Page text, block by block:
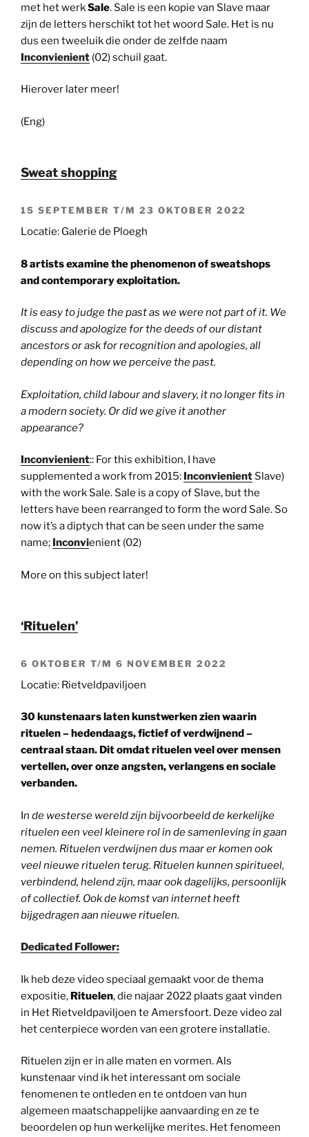
met het werkSale. Sale is een kopie van Slave maar
zijn de letters herschikt tot het woord Sale. Het is nu
dus een tweeluik die onder de zelfde naam
Inconvienient (02) schuil gaat.
Hierover later meer!
(Eng)
Sweat shopping
15 SEPTEMBER T/M 23 OKTOBER 2022
Locatie: Galerie de Ploegh
8 artists examine the phenomenon of sweatshops
and contemporary exploitation.
It is easy to judge the past as we were not part of it. We
discuss and apologize for the deeds of our distant
ancestors or ask for recognition and apologies, all
depending on how we perceive the past.
Exploitation, child labour and slavery, it no longer fits in
a modern society. Or did we give it another
appearance?
Inconvienient:: For this exhibition, I have
supplemented a work from 2015: Inconvienient Slave)
with the work Sale. Sale is a copy of Slave, but the
letters have been rearranged to form the word Sale. So
now it’s a diptych that can be seen under the same
name; Inconvienient (02)
More on this subject later!
‘Rituelen’
6 OKTOBER T/M 6 NOVEMBER 2022
Locatie: Rietveldpaviljoen
30 kunstenaars laten kunstwerken zien waarin
rituelen – hedendaags, fictief of verdwijnend –
centraal staan. Dit omdat rituelen veel over mensen
vertellen, over onze angsten, verlangens en sociale
verbanden.
In de westerse wereld zijn bijvoorbeeld de kerkelijke
rituelen een veel kleinere rol in de samenleving in gaan
nemen. Rituelen verdwijnen dus maar er komen ook
veel nieuwe rituelen terug. Rituelen kunnen spiritueel,
verbindend, helend zijn, maar ook dagelijks, persoonlijk
of collectief. Ook de komst van internet heeft
bijgedragen aan nieuwe rituelen.
Dedicated Follower:
Ik heb deze video speciaal gemaakt voor de thema
expositie, Rituelen, die najaar 2022 plaats gaat vinden
in Het Rietveldpaviljoen te Amersfoort. Deze video zal
het centerpiece worden van een grotere installatie.
Rituelen zijn er in alle maten en vormen. Als
kunstenaar vind ik het interessant om sociale
fenomenen te ontleden en te ontdoen van hun
algemeen maatschappelijke aanvaarding en ze te
beoordelen op hun werkelijke merites. Het fenomeen